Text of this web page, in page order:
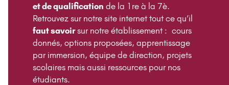
et de qualification de la 1re à la 7è.
Retrouvez sur notre site internet tout ce qu’il
faut savoirsur notre établissement : cours
donnés, options proposées, apprentissage
par immersion, équipe de direction, projets
scolaires mais aussi ressources pour nos
étudiants.